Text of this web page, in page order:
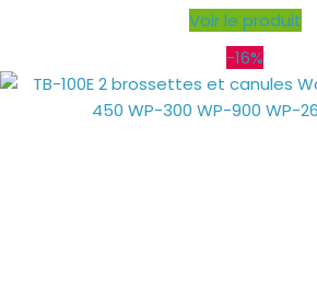
Voir le produit
-16%